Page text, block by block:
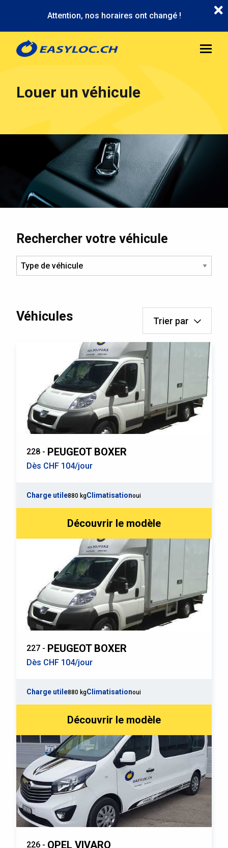
contenu
principal
Attention, nos horaires ont changé !
Louer un véhicule
Rechercher votre véhicule
Véhicules Trier par
228 - PEUGEOT BOXER
Dès CHF 104/jour
Charge utile880 kgClimatisationoui
Découvrir le modèle
227 - PEUGEOT BOXER
Dès CHF 104/jour
Charge utile880 kgClimatisationoui
Découvrir le modèle
226 - OPEL VIVARO